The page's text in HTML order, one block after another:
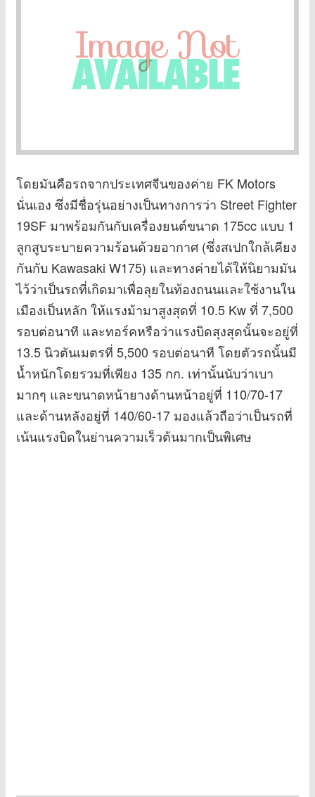
โดยมันคือรถจากประเทศจีนของค่าย FK Motors
นั่นเอง ซึ่งมีชื่อรุ่นอย่างเป็นทางการว่า Street Fighter
19SF มาพร้อมกันกับเครื่องยนต์ขนาด 175cc แบบ 1
ลูกสูบระบายความร้อนด้วยอากาศ (ซึ่งสเปกใกล้เคียง
กันกับ Kawasaki W175) และทางค่ายได้ให้นิยามมัน
ไว้ว่าเป็นรถที่เกิดมาเพื่อลุยในท้องถนนและใช้งานใน
เมืองเป็นหลัก ให้แรงม้ามาสูงสุดที่ 10.5 Kw ที่ 7,500
รอบต่อนาที และทอร์คหรือว่าแรงบิดสุงสุดนั้นจะอยู่ที่
13.5 นิวตันเมตรที่ 5,500 รอบต่อนาที โดยตัวรถนั้นมี
น้ำหนักโดยรวมที่เพียง 135 กก. เท่านั้นนับว่าเบา
มากๆ และขนาดหน้ายางด้านหน้าอยู่ที่ 110/70-17
และด้านหลังอยู่ที่ 140/60-17 มองแล้วถือว่าเป็นรถที่
เน้นแรงบิดในย่านความเร็วต้นมากเป็นพิเศษ